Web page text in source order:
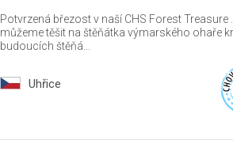
Potvrzená březost v naší CHS Forest Treasure
můžeme těšit na štěňátka výmarského ohaře
budoucích štěňá...
Uhřice